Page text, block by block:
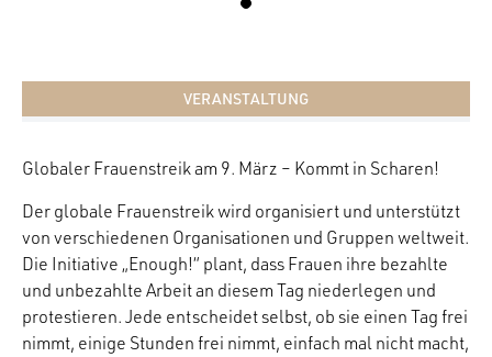
VERANSTALTUNG
Globaler Frauenstreik am 9. März – Kommt in Scharen!
Der globale Frauenstreik wird organisiert und unterstützt
von verschiedenen Organisationen und Gruppen weltweit.
Die Initiative „Enough!“ plant, dass Frauen ihre bezahlte
und unbezahlte Arbeit an diesem Tag niederlegen und
protestieren. Jede entscheidet selbst, ob sie einen Tag frei
nimmt, einige Stunden frei nimmt, einfach mal nicht macht,